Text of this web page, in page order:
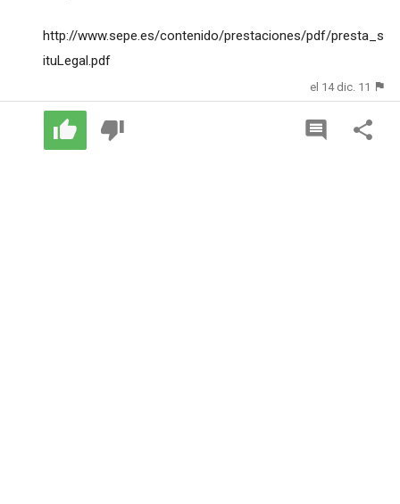
http://www.sepe.es/contenido/prestaciones/pdf/presta_s
ituLegal.pdf
el 14 dic. 11